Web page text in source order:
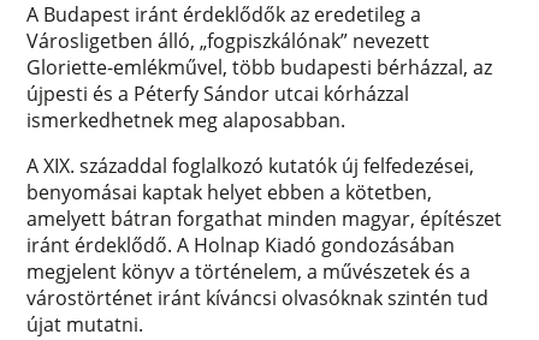
A Budapest iránt érdeklődők az eredetileg a
Városligetben álló, „fogpiszkálónak” nevezett
Gloriette-emlékművel, több budapesti bérházzal, az
újpesti és a Péterfy Sándor utcai kórházzal
ismerkedhetnek meg alaposabban.
A XIX. századdal foglalkozó kutatók új felfedezései,
benyomásai kaptak helyet ebben a kötetben,
amelyett bátran forgathat minden magyar, építészet
iránt érdeklődő. A Holnap Kiadó gondozásában
megjelent könyv a történelem, a művészetek és a
várostörténet iránt kíváncsi olvasóknak szintén tud
újat mutatni.